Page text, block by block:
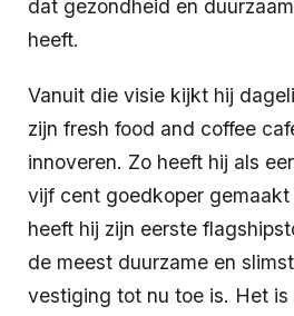
dat gezondheid en
heeft.
Vanuit die visie kijkt hij
zijn fresh food and coffee
innoveren. Zo heeft hij als
vijf cent goedkoper
heeft hij zijn eerste
de meest duurzame en
vestiging tot nu toe is. Het